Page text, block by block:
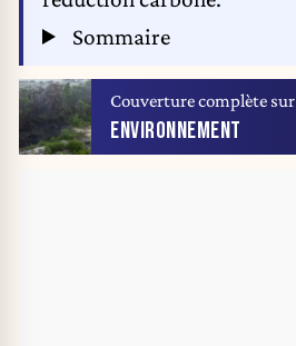
Sommaire
Couverture complète sur
ENVIRONNEMENT